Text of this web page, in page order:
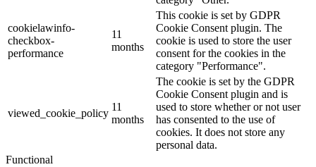
cookielawinfo-
checkbox-
performance
11
months
This cookie is set by GDPR
Cookie Consent plugin. The
cookie is used to store the user
consent for the cookies in the
category "Performance".
viewed_cookie_policy
11
months
The cookie is set by the GDPR
Cookie Consent plugin and is
used to store whether or not user
has consented to the use of
cookies. It does not store any
personal data.
Functional